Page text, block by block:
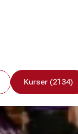
Kurser (2134)